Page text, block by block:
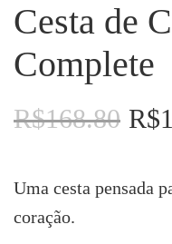
Cesta de
Complete
R$168.80 O
era:
R$
Uma cesta pensada
coração.